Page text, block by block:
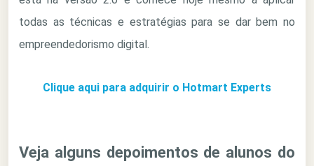
todas as técnicas e estratégias para se dar bem no
empreendedorismo digital.
Clique aqui para adquirir o Hotmart Experts
Veja alguns depoimentos de alunos do